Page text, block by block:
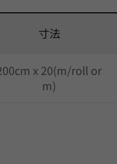
寸法
x 20(m/roll or
m)